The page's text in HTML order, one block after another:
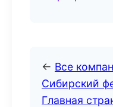
← Все
Сибирский
Главная